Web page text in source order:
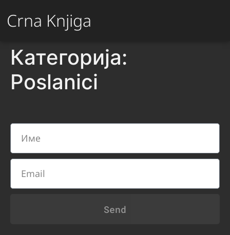
Crna Knjiga
Категорија:
Poslanici
Send